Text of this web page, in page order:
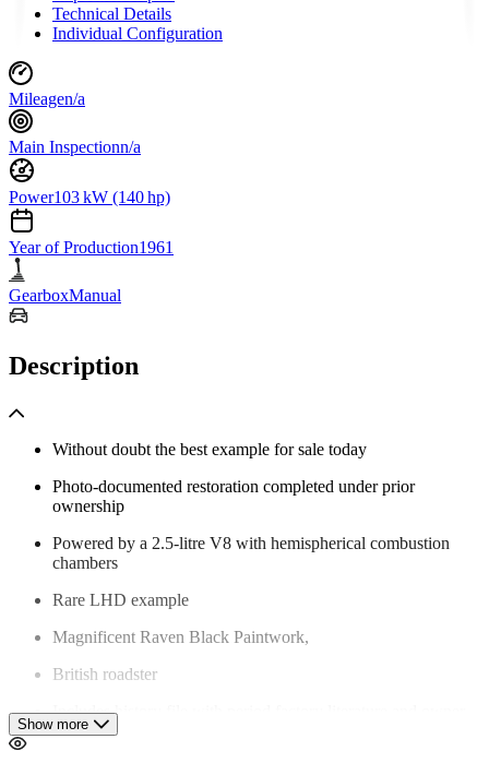
Technical Details
Individual Configuration
Mileagen/a
Main Inspectionn/a
Power103 kW (140 hp)
Year of Production1961
GearboxManual
Description
Without doubt the best example for sale today
Photo-documented restoration completed under prior
ownership
Powered by a 2.5-litre V8 with hemispherical combustion
chambers
Rare LHD example
Magnificent Raven Black Paintwork,
British roadster
Includes history file with period factory literature and owner
correspondence
Show more